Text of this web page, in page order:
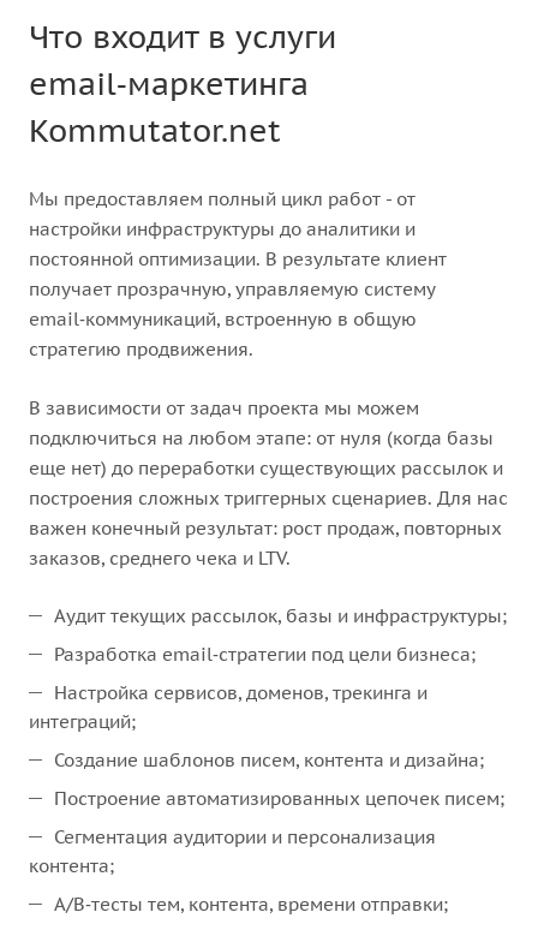
Что входит в услуги
email‑маркетинга
Kommutator.net
Мы предоставляем полный цикл работ - от
настройки инфраструктуры до аналитики и
постоянной оптимизации. В результате клиент
получает прозрачную, управляемую систему
email‑коммуникаций, встроенную в общую
стратегию продвижения.
В зависимости от задач проекта мы можем
подключиться на любом этапе: от нуля (когда базы
еще нет) до переработки существующих рассылок и
построения сложных триггерных сценариев. Для нас
важен конечный результат: рост продаж, повторных
заказов, среднего чека и LTV.
Аудит текущих рассылок, базы и инфраструктуры;
Разработка email‑стратегии под цели бизнеса;
Настройка сервисов, доменов, трекинга и
интеграций;
Создание шаблонов писем, контента и дизайна;
Построение автоматизированных цепочек писем;
Сегментация аудитории и персонализация
контента;
A/B‑тесты тем, контента, времени отправки;